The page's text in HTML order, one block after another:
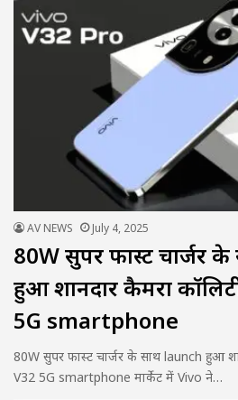
AV NEWS July 4, 2025
80W सुपर फास्ट चार्जर
हुआ शानदार कैमरा
5G smartphone
80W सुपर फास्ट चार्जर के साथ launch हुआ
V32 5G smartphone मार्केट में Vivo ने…